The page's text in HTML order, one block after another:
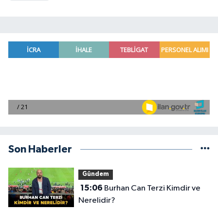
Son Haberler
Gündem
15:06
Nerelidir?